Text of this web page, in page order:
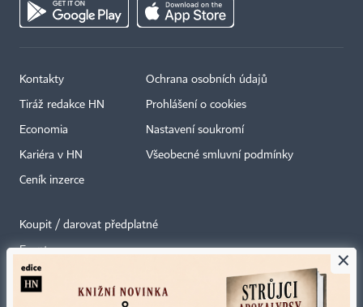
Kontakty
Tiráž redakce HN
Economia
Kariéra v HN
Ceník inzerce
Ochrana osobních údajů
Prohlášení o cookies
Nastavení soukromí
Všeobecné smluvní podmínky
Koupit / darovat předplatné
Eventy
Newslettery
×